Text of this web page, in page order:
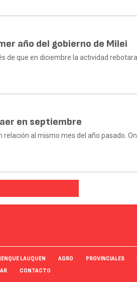
año del gobierno de Milei
de que en diciembre la actividad rebotara
en septiembre
relación al mismo mes del año pasado.
LAUQUEN AGRO PROVINCIALES
CONTACTO